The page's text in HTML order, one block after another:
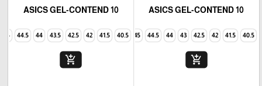
ASICS GEL-CONTEND 10
40.5
41.5
42
42.5
43
44
44.5
45
add_shopping_cart
ASICS GEL-CONTEND 10
40.5
41.5
42
42.5
43.5
44
44.5
45
add_shopping_cart